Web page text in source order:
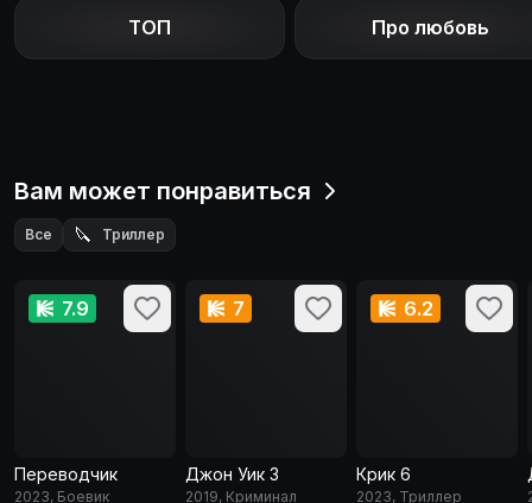
ТОП Про любовь
Вам может понравиться
Все 🔪 Триллер
7.9
Переводчик
2023, Боевик
7
Джон Уик 3
2019, Криминал
6.2
Крик 6
2023, Триллер